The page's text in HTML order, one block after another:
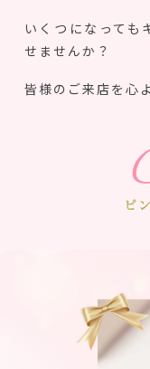
いくつになっても
せませんか？
皆様のご来店を心
ピ